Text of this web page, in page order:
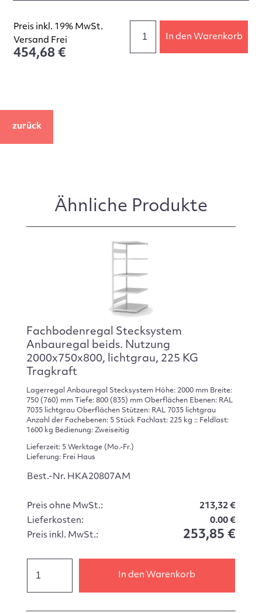
Preis inkl. 19% MwSt.
Versand Frei
454,68 €
In den Warenkorb
zurück
Ähnliche Produkte
Fachbodenregal Stecksystem
Anbauregal beids. Nutzung
2000x750x800, lichtgrau, 225 KG
Tragkraft
Lagerregal Anbauregal Stecksystem Höhe: 2000 mm Breite:
750 (760) mm Tiefe: 800 (835) mm Oberflächen Ebenen: RAL
7035 lichtgrau Oberflächen Stützen: RAL 7035 lichtgrau
Anzahl der Fachebenen: 5 Stück Fachlast: 225 kg :: Feldlast:
1600 kg Bedienung: Zweiseitig
Lieferzeit: 5 Werktage (Mo.-Fr.)
Lieferung: Frei Haus
Best.-Nr. HKA20807AM
Preis ohne MwSt.:
213,32 €
Lieferkosten:
0.00 €
Preis inkl. MwSt.:
253,85 €
In den Warenkorb